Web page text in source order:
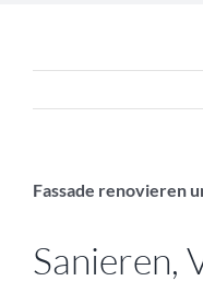
Fassade renovieren
Sanieren,